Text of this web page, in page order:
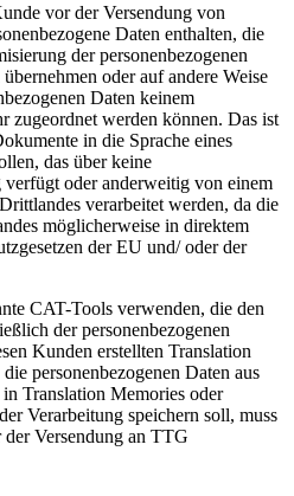
vor der Versendung von
Daten enthalten, die
der personenbezogenen
oder auf andere Weise
Daten keinem
zugeordnet werden können. Das ist
in die Sprache eines
das über keine
verfügt oder anderweitig von einem
verarbeitet werden, da die
möglicherweise in direktem
der EU und/ oder der
CAT-Tools verwenden, die den
der personenbezogenen
Kunden erstellten Translation
personenbezogenen Daten aus
Translation Memories oder
Verarbeitung speichern soll, muss
Versendung an TTG